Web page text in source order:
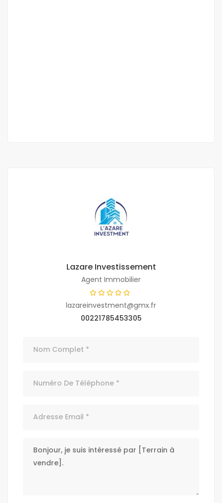
Lazare Investissement
Agent Immobilier
lazareinvestment@gmx.fr
00221785453305